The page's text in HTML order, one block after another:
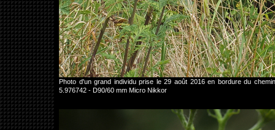
Photo d'un grand individu prise le 29 août 2016 en bordure du
5.976742 - D90/60 mm Micro Nikkor